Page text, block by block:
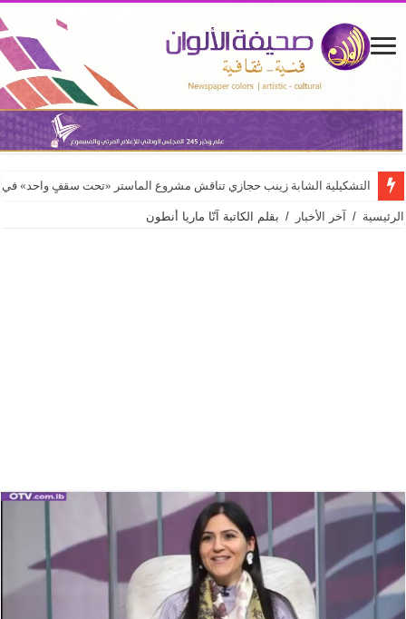
التشكيلية الشابة زينب حجازي تناقش مشروع الماستر «تحت سقفٍ واحد» في
الرئيسية / آخر الأخبار / بقلم الكاتبة آنّا ماريا أنطون